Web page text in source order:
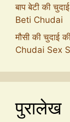
बाप बेटी की
Beti Chudai
मौसी की चुदाई
Chudai Sex
पुरालेख